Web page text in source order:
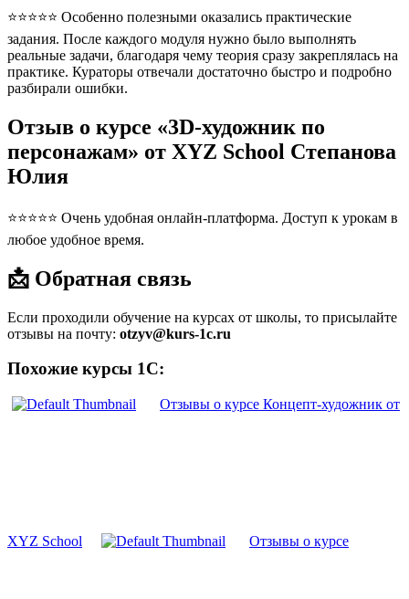
⭐⭐⭐⭐⭐ Особенно полезными оказались практические
задания. После каждого модуля нужно было выполнять
реальные задачи, благодаря чему теория сразу закреплялась на
практике. Кураторы отвечали достаточно быстро и подробно
разбирали ошибки.
Отзыв о курсе «3D-художник по
персонажам» от XYZ School Степанова
Юлия
⭐⭐⭐⭐⭐ Очень удобная онлайн-платформа. Доступ к урокам в
любое удобное время.
📩 Обратная связь
Если проходили обучение на курсах от школы, то присылайте
отзывы на почту: otzyv@kurs-1c.ru
Похожие курсы 1С:
Отзывы о курсе Концепт-художник от
XYZ School Отзывы о курсе